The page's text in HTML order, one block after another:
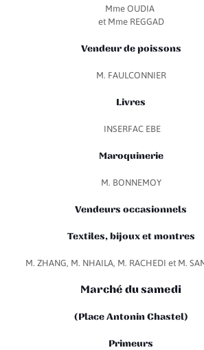
Mme OUDIA
et Mme REGGAD
Vendeur de poissons
M. FAULCONNIER
Livres
INSERFAC EBE
Maroquinerie
M. BONNEMOY
Vendeurs occasionnels
Textiles, bijoux et montres
M. ZHANG, M. NHAILA, M. RACHEDI et M.
Marché du samedi
(Place Antonin Chastel)
Primeurs